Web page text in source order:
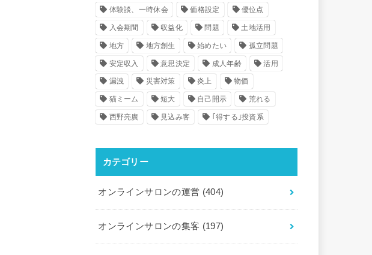
体験談、一時休会 価格設定 優位点
入会期間 収益化 問題 土地活用
地方 地方創生 始めたい 孤立問題
安定収入 意思決定 成人年齢 活用
漏洩 災害対策 炎上 物価
猫ミーム 短大 自己開示 荒れる
西野亮廣 見込み客 ｢得する｣投資系
カテゴリー
オンラインサロンの運営 (404)
オンラインサロンの集客 (197)